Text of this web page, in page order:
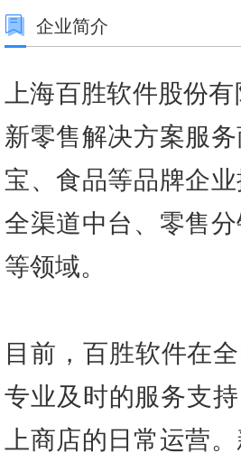
企业简介
上海百胜软件股份
新零售解决方案服
宝、食品等品牌企
全渠道中台、零售
等领域。
目前，百胜软件在
专业及时的服务支
上商店的日常运营